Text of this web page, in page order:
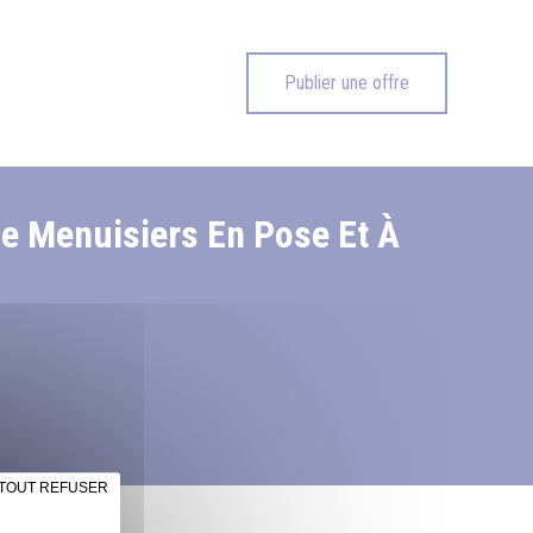
Publier une offre
Menuisiers En Pose Et À
REFUSER